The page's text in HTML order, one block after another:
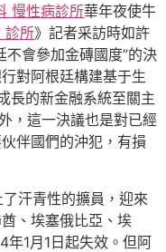
慢性病診所華年夜使牛
診所》記者采訪時如許
不會參加金磚國度”的決
對阿根廷構建基于生
長的新金融系統至關主
，這一決議也是對已經
伴國們的沖犯，有損
汗青性的擴員，迎來
、埃塞俄比亞、埃
1月1日起失效。但阿